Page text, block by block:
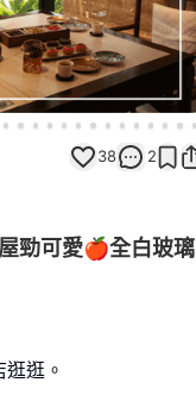
38 2
勁可愛🍎全白玻璃
逛。